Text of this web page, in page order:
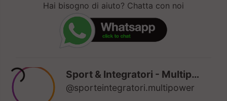
Hai bisogno di aiuto? Chatta con noi